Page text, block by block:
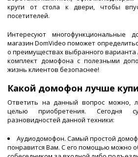
круги от стола к двери, чтобы
посетителей.
Интересуют многофункциональные
магазин DomVideo поможет
о преимуществах выбранного варианта
комплект домофона с полезными
жизнь клиентов безопаснее!
Какой домофон лучше
Ответить на данный вопрос можно,
целью приобретения. Сегодня
разновидностей данной техники:
Аудиодомофон. Самый простой
понравится Вам. С его помощью можно